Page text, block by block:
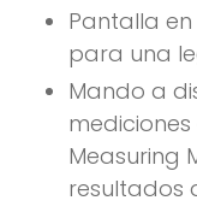
Pantalla
para una
Mando a
Measuring
resultados